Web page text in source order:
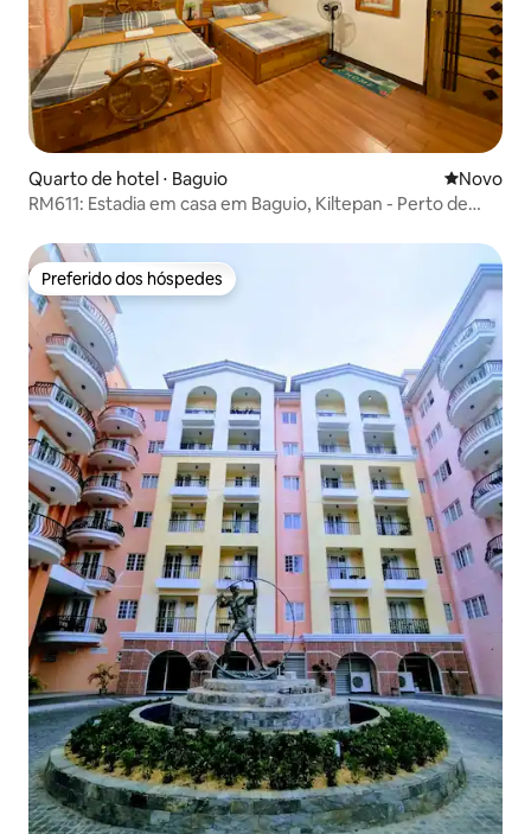
Quarto de hotel ⋅ Baguio Novo
Novo
RM611: Estadia em casa em Baguio, Kiltepan - Perto de
Preferido dos hóspedes
Preferido dos hóspedes